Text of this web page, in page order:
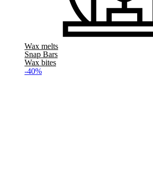
Wax melts
Snap Bars
Wax bites
-40%